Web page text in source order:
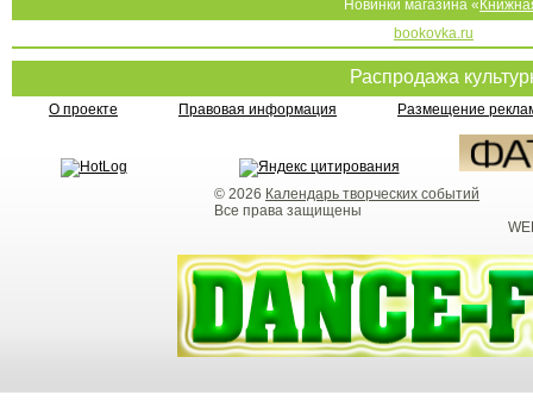
Новинки магазина «
bookovka.ru
Распродажа
О проекте Правовая информация Размещение
© 2026 Календарь творческих событий
Все права защищены